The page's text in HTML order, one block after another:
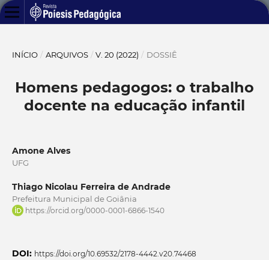
INÍCIO / ARQUIVOS / V. 20 (2022) / DOSSIÊ
Homens pedagogos: o trabalho
docente na educação infantil
Amone Alves
UFG
Thiago Nicolau Ferreira de Andrade
Prefeitura Municipal de Goiânia
https://orcid.org/0000-0001-6866-1540
DOI: https://doi.org/10.69532/2178-4442.v20.74468